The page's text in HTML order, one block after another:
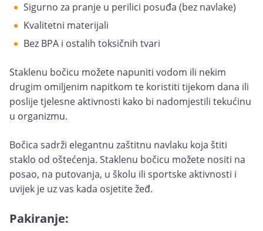
Sigurno za pranje u perilici posuđa (bez navlake)
Kvalitetni materijali
Bez BPA i ostalih toksičnih tvari
Staklenu bočicu možete napuniti vodom ili nekim
drugim omiljenim napitkom te koristiti tijekom dana ili
poslije tjelesne aktivnosti kako bi nadomjestili tekućinu
u organizmu.
Bočica sadrži elegantnu zaštitnu navlaku koja štiti
staklo od oštećenja. Staklenu bočicu možete nositi na
posao, na putovanja, u školu ili sportske aktivnosti i
uvijek je uz vas kada osjetite žeđ.
Pakiranje: